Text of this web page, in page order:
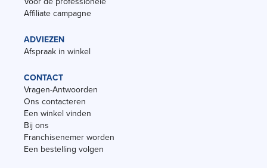
Affiliate campagne
ADVIEZEN
Afspraak in winkel
CONTACT
Vragen-Antwoorden
Ons contacteren
Een winkel vinden
Bij ons
Franchisenemer worden
Een bestelling volgen